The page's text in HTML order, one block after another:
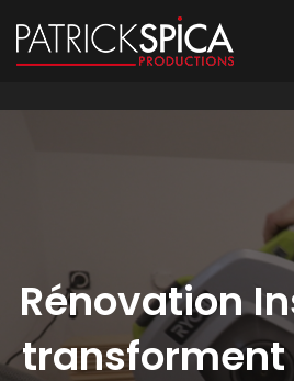
Rénovation
transforment